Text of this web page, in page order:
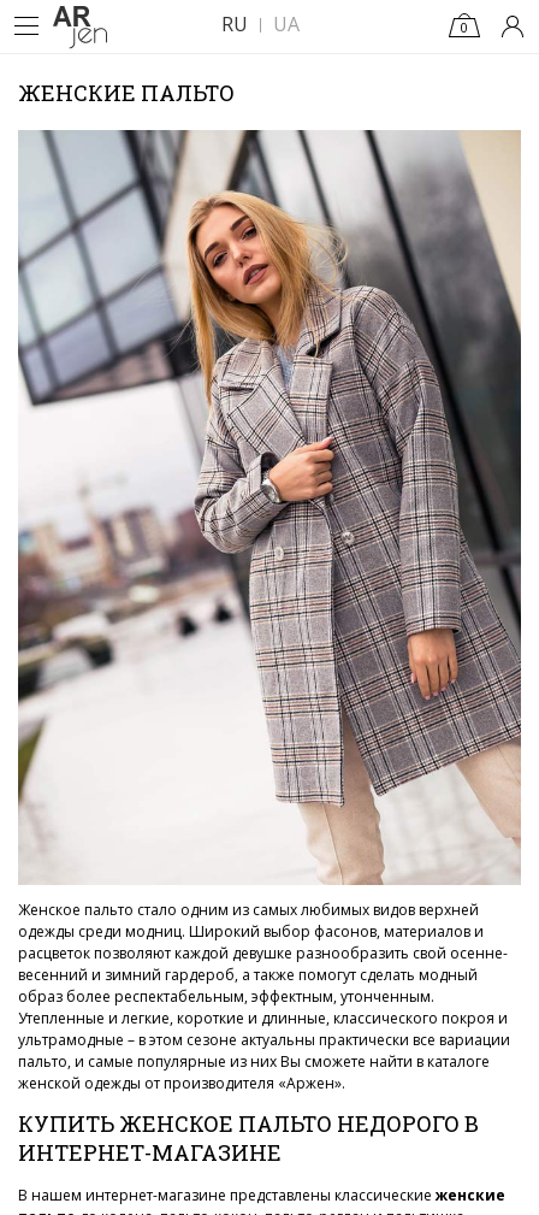
RU UA 0
ЖЕНСКИЕ ПАЛЬТО
Женское пальто стало одним из самых любимых видов верхней
одежды среди модниц. Широкий выбор фасонов, материалов и
расцветок позволяют каждой девушке разнообразить свой осенне-
весенний и зимний гардероб, а также помогут сделать модный
образ более респектабельным, эффектным, утонченным.
Утепленные и легкие, короткие и длинные, классического покроя и
ультрамодные – в этом сезоне актуальны практически все вариации
пальто, и самые популярные из них Вы сможете найти в каталоге
женской одежды от производителя «Аржен».
КУПИТЬ ЖЕНСКОЕ ПАЛЬТО НЕДОРОГО В
ИНТЕРНЕТ-МАГАЗИНЕ
В нашем интернет-магазине представлены классическиеженские